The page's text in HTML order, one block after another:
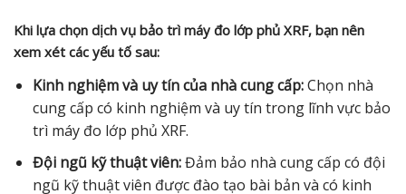
Khi lựa chọn dịch vụ bảo trì máy đo lớp phủ XRF, bạn nên
xem xét các yếu tố sau:
Kinh nghiệm và uy tín của nhà cung cấp:Chọn nhà
cung cấp có kinh nghiệm và uy tín trong lĩnh vực bảo
trì máy đo lớp phủ XRF.
Đội ngũ kỹ thuật viên:Đảm bảo nhà cung cấp có đội
ngũ kỹ thuật viên được đào tạo bài bản và có kinh